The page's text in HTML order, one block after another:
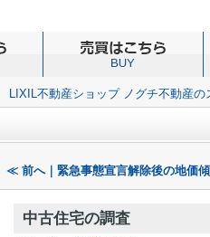
LIXIL不動産ショップ ノグチ不動産
≪ 前へ｜緊急事態宣言解除後の地価
中古住宅の調査